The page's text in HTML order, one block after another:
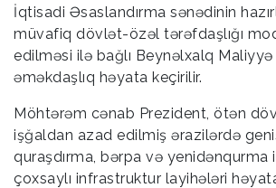
İqtisadi Əsaslandırma sənədinin
müvafiq dövlət-özəl tərəfdaşlığı
edilməsi ilə bağlı Beynəlxalq
əməkdaşlıq həyata keçirilir.
Möhtərəm cənab Prezident, ötən
işğaldan azad edilmiş ərazilərdə
quraşdırma, bərpa və yenidənqurma
çoxsaylı infrastruktur layihələri